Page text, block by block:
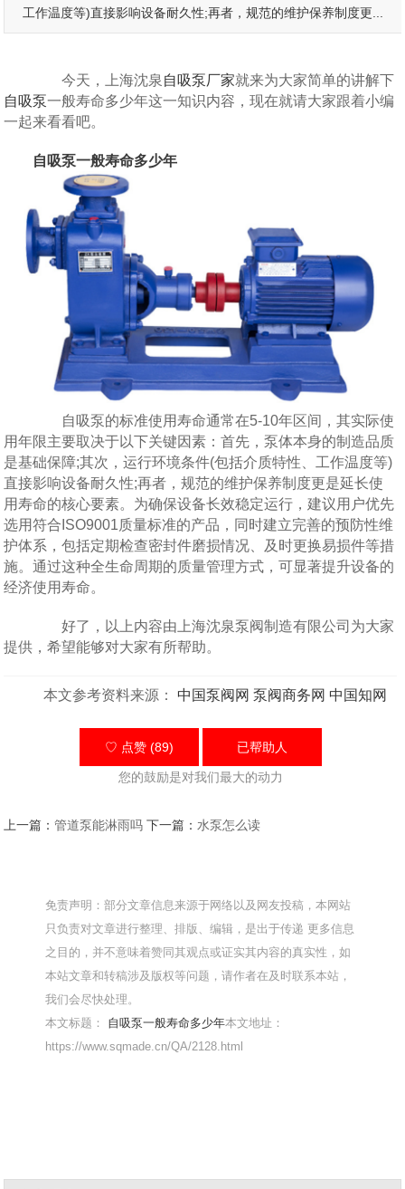
工作温度等)直接影响设备耐久性;再者，规范的维护保养制度更...
今天，上海沈泉 自吸泵厂家就来为大家简单的讲解下
自吸泵一般寿命多少年这一知识内容，现在就请大家跟着小编
一起来看看吧。
自吸泵一般寿命多少年
自吸泵的标准使用寿命通常在5-10年区间，其实际使
用年限主要取决于以下关键因素：首先，泵体本身的制造品质
是基础保障;其次，运行环境条件(包括介质特性、工作温度等)
直接影响设备耐久性;再者，规范的维护保养制度更是延长使
用寿命的核心要素。为确保设备长效稳定运行，建议用户优先
选用符合ISO9001质量标准的产品，同时建立完善的预防性维
护体系，包括定期检查密封件磨损情况、及时更换易损件等措
施。通过这种全生命周期的质量管理方式，可显著提升设备的
经济使用寿命。
好了，以上内容由上海沈泉泵阀制造有限公司为大家
提供，希望能够对大家有所帮助。
本文参考资料来源： 中国泵阀网 泵阀商务网 中国知网
♡ 点赞 (89) 已帮助 人
您的鼓励是对我们最大的动力
上一篇：管道泵能淋雨吗 下一篇： 水泵怎么读
免责声明：部分文章信息来源于网络以及网友投稿，本网站
只负责对文章进行整理、排版、编辑，是出于传递 更多信息
之目的，并不意味着赞同其观点或证实其内容的真实性，如
本站文章和转稿涉及版权等问题，请作者在及时联系本站，
我们会尽快处理。
本文标题： 自吸泵一般寿命多少年本文地址：
https://www.sqmade.cn/QA/2128.html